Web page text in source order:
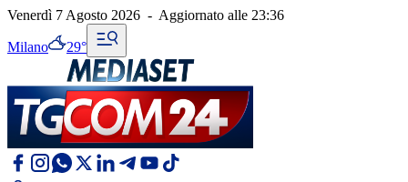
Venerdì 7 Agosto 2026 - Aggiornato alle 23:36
Milano 29°